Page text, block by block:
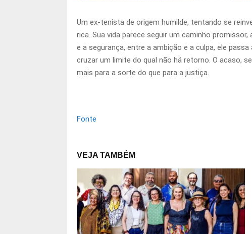
Um ex-tenista de origem humilde, tentando se
rica. Sua vida parece seguir um caminho
e a segurança, entre a ambição e a culpa, ele
cruzar um limite do qual não há retorno. O acaso,
mais para a sorte do que para a justiça.
Fonte
VEJA TAMBÉM